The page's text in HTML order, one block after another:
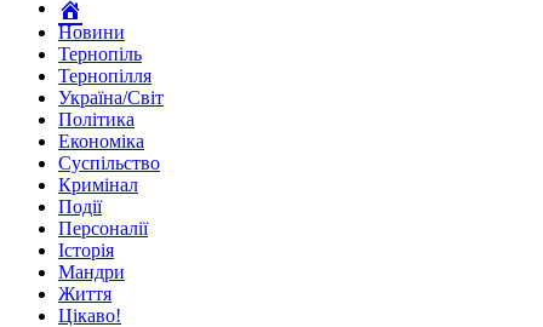
Новини
Тернопіль
Тернопілля
Україна/Світ
Політика
Економіка
Суспільство
Кримінал
Події
Персоналії
Історія
Мандри
Життя
Цікаво!